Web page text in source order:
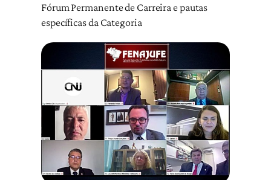
Fórum Permanente de Carreira e pautas
específicas da Categoria